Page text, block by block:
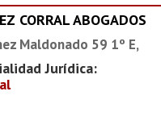
CORRAL ABOGADOS
Maldonado 59 1º E,
Jurídica: